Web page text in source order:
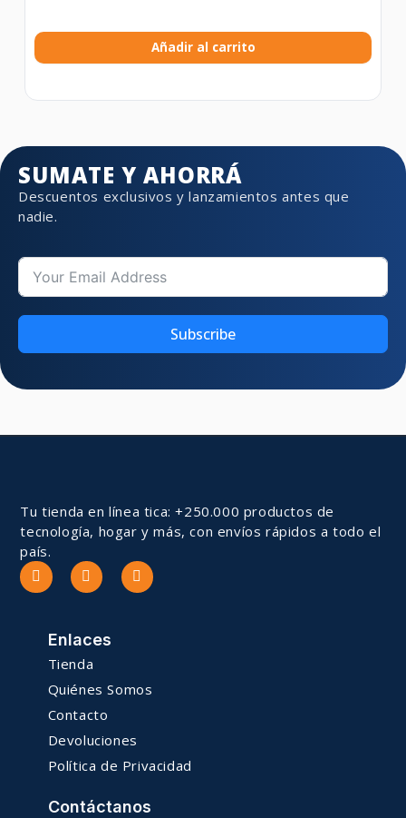
Añadir al carrito
SUMATE Y AHORRÁ
Descuentos exclusivos y lanzamientos antes que
nadie.
Subscribe
Tu tienda en línea tica: +250.000 productos de
tecnología, hogar y más, con envíos rápidos a todo el
país.
Enlaces
Tienda
Quiénes Somos
Contacto
Devoluciones
Política de Privacidad
Contáctanos